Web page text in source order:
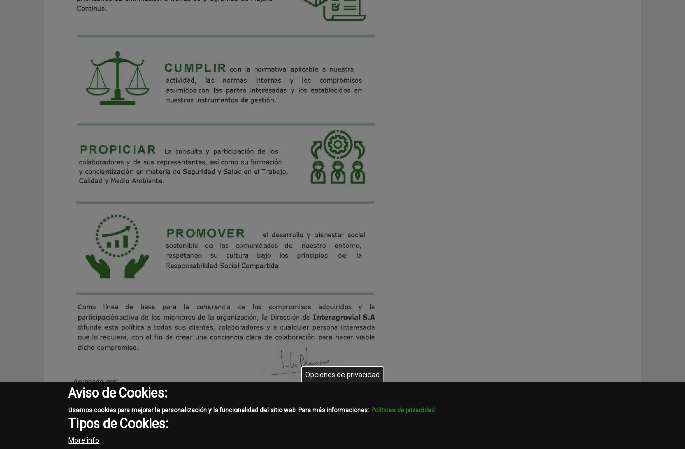
Opciones de privacidad
Aviso de Cookies:
Usamos cookies para mejorar la personalización y la funcionalidad del sitio web. Para más informaciones: Políticas de privacidad.
Tipos de Cookies:
More info